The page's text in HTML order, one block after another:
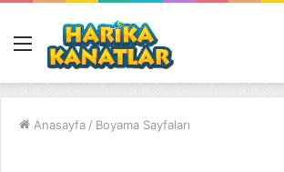
Menü
Anasayfa / Boyama Sayfaları